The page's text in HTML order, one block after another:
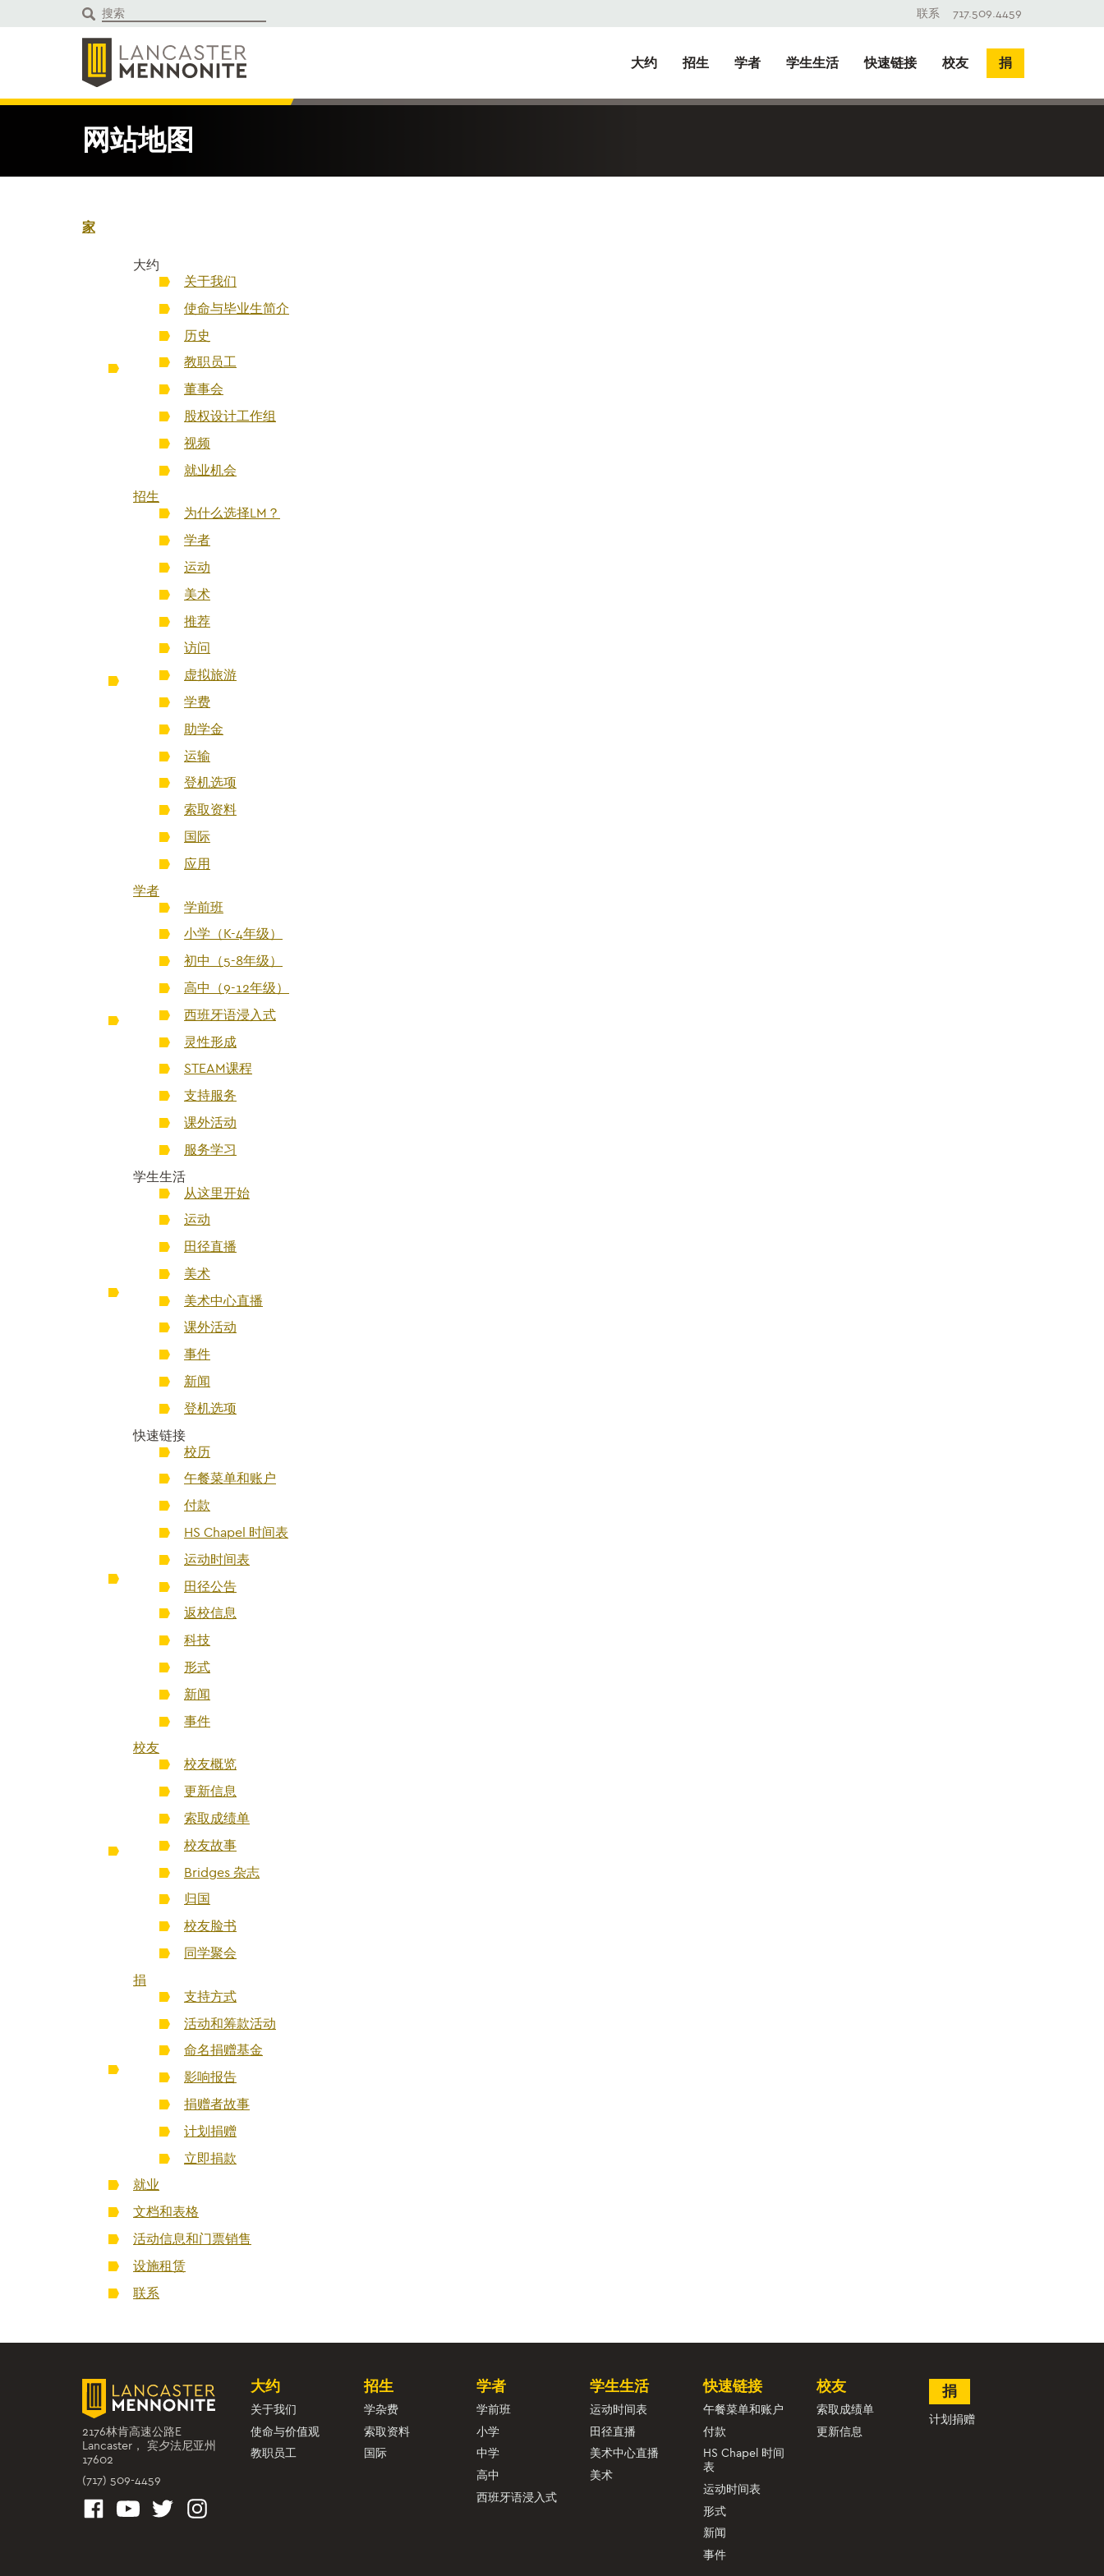
到
联系 717.509.4459
大约 招生 学者 学生生活 快速链接 校友 捐
网站地图
家
大约
关于我们
使命与毕业生简介
历史
教职员工
董事会
股权设计工作组
视频
就业机会
招生
为什么选择LM？
学者
运动
美术
推荐
访问
虚拟旅游
学费
助学金
运输
登机选项
索取资料
国际
应用
学者
学前班
小学（K-4年级）
初中（5-8年级）
高中（9-12年级）
西班牙语浸入式
灵性形成
STEAM课程
支持服务
课外活动
服务学习
学生生活
从这里开始
运动
田径直播
美术
美术中心直播
课外活动
事件
新闻
登机选项
快速链接
校历
午餐菜单和账户
付款
HS Chapel 时间表
运动时间表
田径公告
返校信息
科技
形式
新闻
事件
校友
校友概览
更新信息
索取成绩单
校友故事
Bridges 杂志
归国
校友脸书
同学聚会
捐
支持方式
活动和筹款活动
命名捐赠基金
影响报告
捐赠者故事
计划捐赠
立即捐款
就业
文档和表格
活动信息和门票销售
设施租赁
联系
2176林肯高速公路E
Lancaster， 宾夕法尼亚州
17602
(717) 509-4459
大约
关于我们
使命与价值观
教职员工
招生
学杂费
索取资料
国际
学者
学前班
小学
中学
高中
西班牙语浸入式
学生生活
运动时间表
田径直播
美术中心直播
美术
快速链接
午餐菜单和账户
付款
HS Chapel 时间
表
运动时间表
形式
新闻
事件
校友
索取成绩单
更新信息
捐
计划捐赠